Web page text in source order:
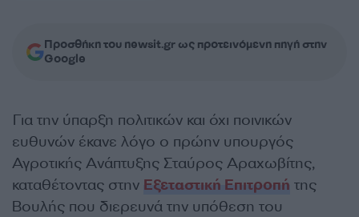
Προσθήκη του newsit.gr ως προτεινόμενη πηγή στην
Google
Για την ύπαρξη πολιτικών και όχι ποινικών
ευθυνών έκανε λόγο ο πρώην υπουργός
Αγροτικής Ανάπτυξης Σταύρος Αραχωβίτης,
καταθέτοντας στην Εξεταστική Επιτροπή της
Βουλής που διερευνά την υπόθεση του